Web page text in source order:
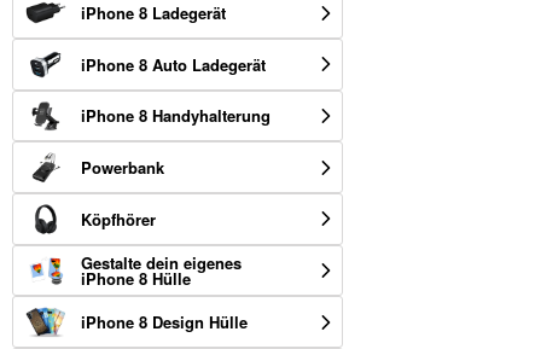
iPhone 8 Ladegerät
iPhone 8 Auto Ladegerät
iPhone 8 Handyhalterung
Powerbank
Köpfhörer
Gestalte dein eigenes
iPhone 8 Hülle
iPhone 8 Design Hülle